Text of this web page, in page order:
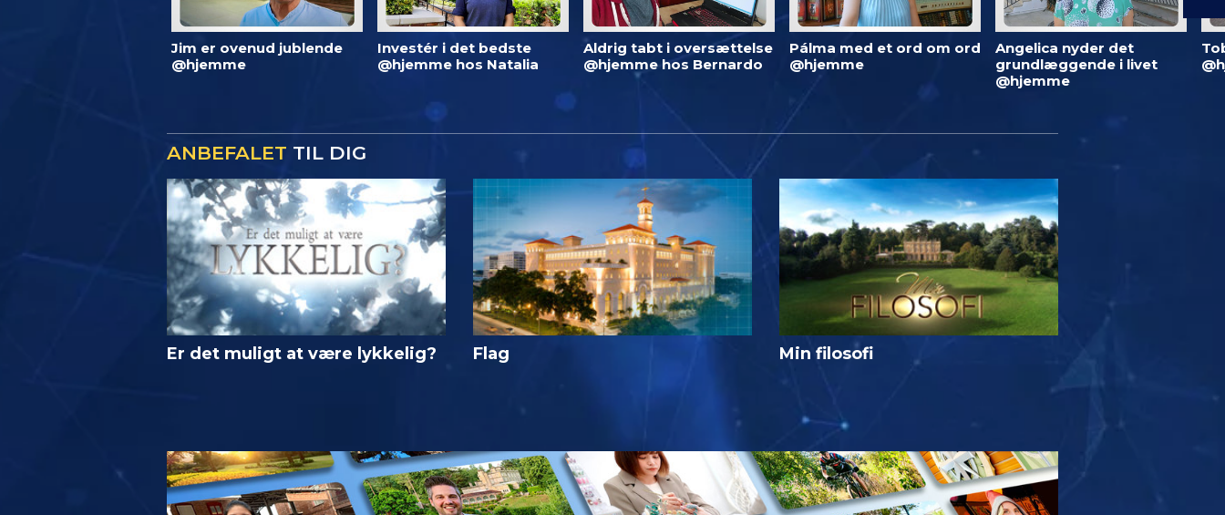
Jim er ovenud jublende
@hjemme
Investér i det bedste
@hjemme hos Natalia
Aldrig tabt i oversættelse
@hjemme hos Bernardo
Pálma med et ord om ord
@hjemme
Angelica nyder det
grundlæggende i livet
@hjemme
ANBEFALET TIL DIG
Er det muligt at være lykkelig? Flag Min filosofi